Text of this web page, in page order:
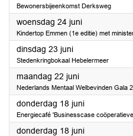
Bewonersbijeenkomst Derksweg
woensdag 24 juni2026
Kindertop Emmen (1e editie) met
dinsdag 23 juni2026
Stedenkringbokaal Hebelermeer
maandag 22 juni2026
Nederlands Mentaal Welbevinden Gala
donderdag 18 juni2026
Energiecafé 'Businesscase
donderdag 18 juni2026